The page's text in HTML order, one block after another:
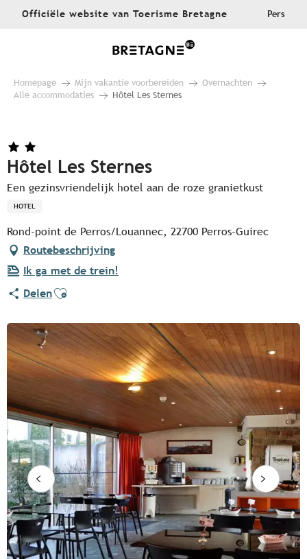
AllerOfficiële website van Toerisme Bretagne Pers
Homepage Mijn vakantie voorbereiden
Overnachten
Alle accommodaties
Hôtel Les Sternes
Hôtel Les Sternes
Een gezinsvriendelijk hotel aan de roze granietkust
HOTEL
Rond-point de Perros/Louannec, 22700 Perros-Guirec
Routebeschrijving
Ik ga met de trein!
DelenAjouter aux favoris